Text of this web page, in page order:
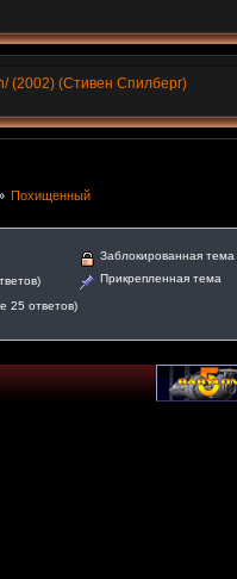
(2002) (Стивен Спилберг)
Похищенный
25 ответов)
Заблокированная тема
Прикрепленная тема